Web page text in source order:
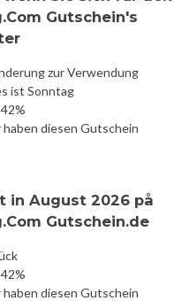
Gutschein's
zur Verwendung
ist Sonntag
diesen Gutschein
in August 2026 på
Gutschein.de
diesen Gutschein